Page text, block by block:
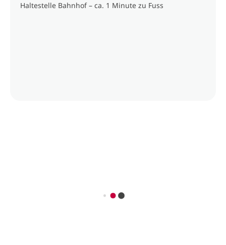
Haltestelle Bahnhof – ca. 1 Minute zu Fuss